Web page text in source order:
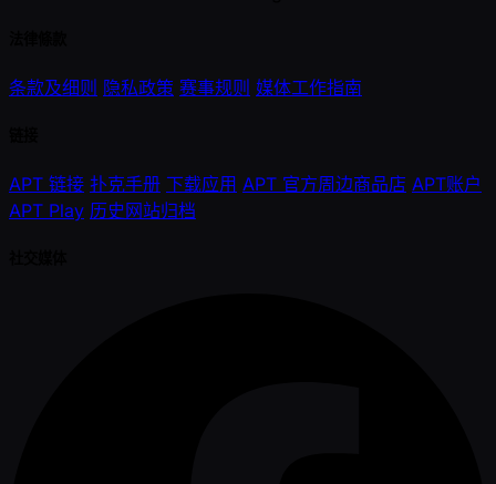
条款及细则 隐私政策 赛事规则 媒体工作指南
APT 链接 扑克手册 下载应用 APT 官方周边商品店 APT账户
APT Play 历史网站归档